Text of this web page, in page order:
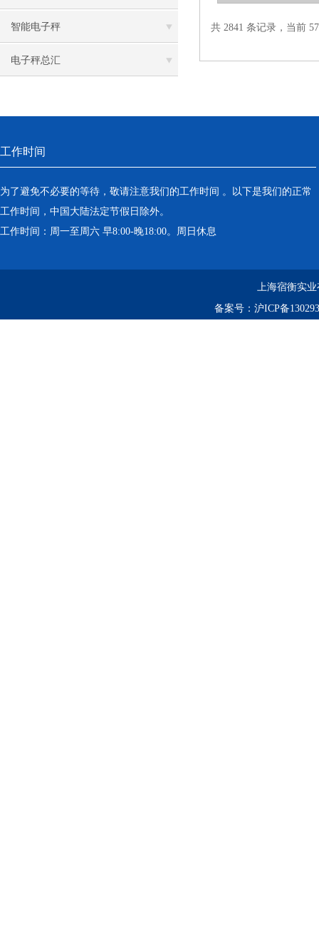
智能电子秤
电子秤总汇
共 2841 条记录，当前
工作时间
为了避免不必要的等待，敬请注意我们的工作时间 。以下是我们的正常
工作时间，中国大陆法定节假日除外。
工作时间：周一至周六 早8:00-晚18:00。周日休息
上海宿衡实
备案号： 沪ICP备